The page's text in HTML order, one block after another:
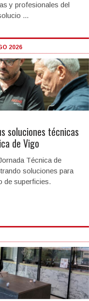
y profesionales del
...
2026
soluciones técnicas
de Vigo
Técnica de
soluciones para
de superficies.